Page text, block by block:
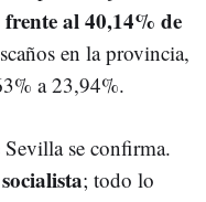
al 40,14% de
en la provincia,
a 23,94%.
se confirma.
; todo lo